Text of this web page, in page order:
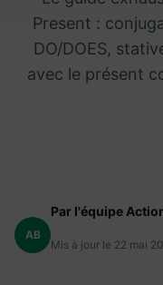
Present :
DO/DOES,
avec le présent
AB
Par l'équipe
Mis à jour le 22 mai